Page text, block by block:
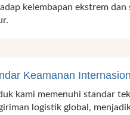
kelembapan ekstrem dan
Keamanan
kami memenuhi standar
logistik global,